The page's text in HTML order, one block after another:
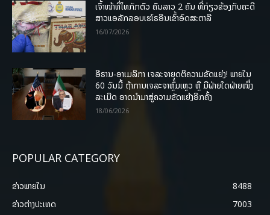
ເຈົ້າໜ້າທີ່ໄທກັກຕົວ ຄົນລາວ 2 ຄົນ ທີ່ກ່ຽວຂ້ອງກັບຄະດີ
ສາວແອລັກລອບເຮໂຣອີນເຂົ້າອົດສະຕາລີ
16/07/2026
ອີຣານ-ອາເມລິກາ ເຈລະຈາຍຸດຕິຄວາມຂັດແຍ່ງ! ພາຍໃນ
60 ວັນນີ້ ຖ້າການເຈລະຈາຫຼົ້ມເຫຼວ ຫຼື ມີຝ່າຍໃດຝ່າຍໜຶ່ງ
ລະເມີດ ອາດນໍາມາສູ່ຄວາມຂັດແຍ້ງອີກຄັ້ງ
18/06/2026
POPULAR CATEGORY
ຂ່າວພາຍ​ໃນ
8488
ຂ່າວຕ່າງປະເທດ
7003